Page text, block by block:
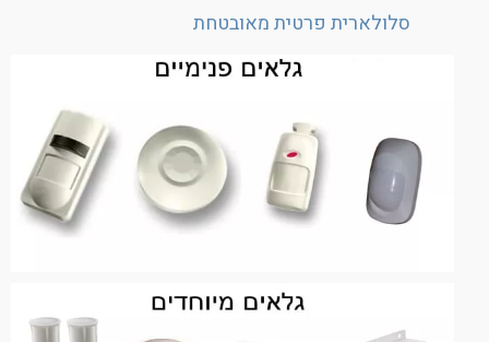
סלולארית פרטית מאובטחת